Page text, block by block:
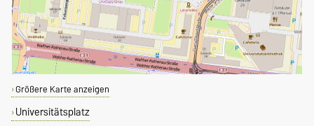
Größere Karte anzeigen
Universitätsplatz